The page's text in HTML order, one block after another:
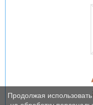
Продолжая